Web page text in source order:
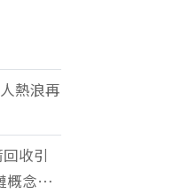
熱浪再
收引
概念